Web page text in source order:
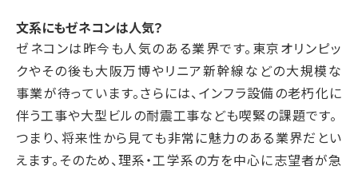
文系にもゼネコンは人気？
ゼネコンは昨今も人気のある業界です。東京オリンピッ
クやその後も大阪万博やリニア新幹線などの大規模な
事業が待っています。さらには、インフラ設備の老朽化に
伴う工事や大型ビルの耐震工事なども喫緊の課題です。
つまり、将来性から見ても非常に魅力のある業界だとい
えます。そのため、理系・工学系の方を中心に志望者が急